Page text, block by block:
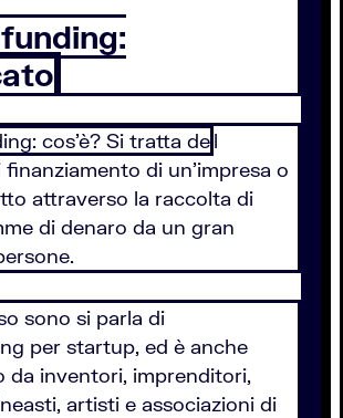
cos’è? Si tratta del
di un’impresa o
attraverso la raccolta di
di denaro da un gran
sono si parla di
per startup, ed è anche
da inventori, imprenditori,
artisti e associazioni di